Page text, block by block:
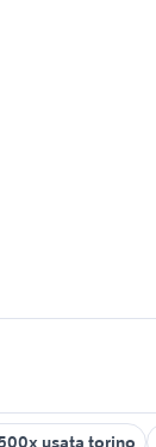
usata torino